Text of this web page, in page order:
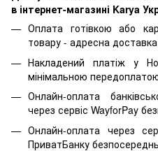
в інтернет-магазині Karya
Оплата готівкою або
товару - адресна
Накладений платіж у
мінімальною
Онлайн-оплата
через сервіс WayforPay
Онлайн-оплата через
ПриватБанку